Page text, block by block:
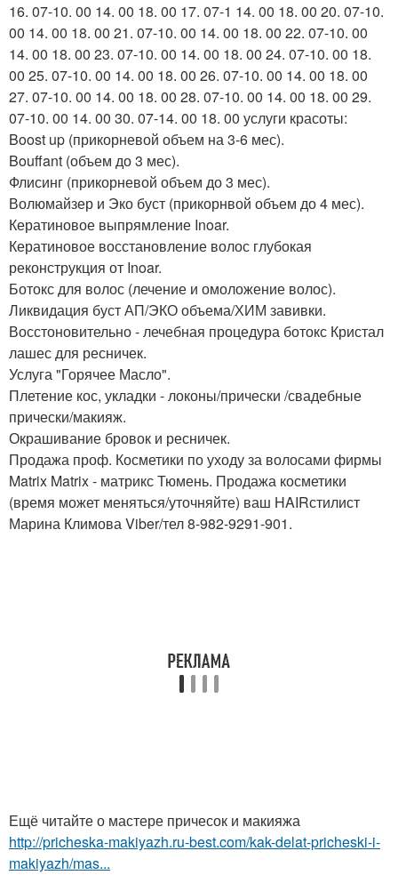
16. 07-10. 00 14. 00 18. 00 17. 07-1 14. 00 18. 00 20. 07-10.
00 14. 00 18. 00 21. 07-10. 00 14. 00 18. 00 22. 07-10. 00
14. 00 18. 00 23. 07-10. 00 14. 00 18. 00 24. 07-10. 00 18.
00 25. 07-10. 00 14. 00 18. 00 26. 07-10. 00 14. 00 18. 00
27. 07-10. 00 14. 00 18. 00 28. 07-10. 00 14. 00 18. 00 29.
07-10. 00 14. 00 30. 07-14. 00 18. 00 услуги красоты:
Boost up (прикорневой объем на 3-6 мес).
Bouffant (объем до 3 мес).
Флисинг (прикорневой объем до 3 мес).
Волюмайзер и Эко буст (прикорнвой объем до 4 мес).
Кератиновое выпрямление Inoar.
Кератиновое восстановление волос глубокая
реконструкция от Inoar.
Ботокс для волос (лечение и омоложение волос).
Ликвидация буст АП/ЭКО объема/ХИМ завивки.
Восстоновительно - лечебная процедура ботокс Кристал
лашес для ресничек.
Услуга "Горячее Масло".
Плетение кос, укладки - локоны/прически /свадебные
прически/макияж.
Окрашивание бровок и ресничек.
Продажа проф. Косметики по уходу за волосами фирмы
Matrix Matrix - матрикс Тюмень. Продажа косметики
(время может меняться/уточняйте) ваш HAIRстилист
Марина Климова Viber/тел 8-982-9291-901.
Ещё читайте о мастере причесок и макияжа
http://pricheska-makiyazh.ru-best.com/kak-delat-pricheski-i-
makiyazh/mas...